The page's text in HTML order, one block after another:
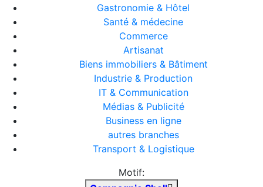
Gastronomie & Hôtel
Santé & médecine
Commerce
Artisanat
Biens immobiliers & Bâtiment
Industrie & Production
IT & Communication
Médias & Publicité
Business en ligne
autres branches
Transport & Logistique
Motif: